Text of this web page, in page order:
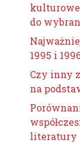
kulturowe
do
1995 i
Czy inny
na
literatury